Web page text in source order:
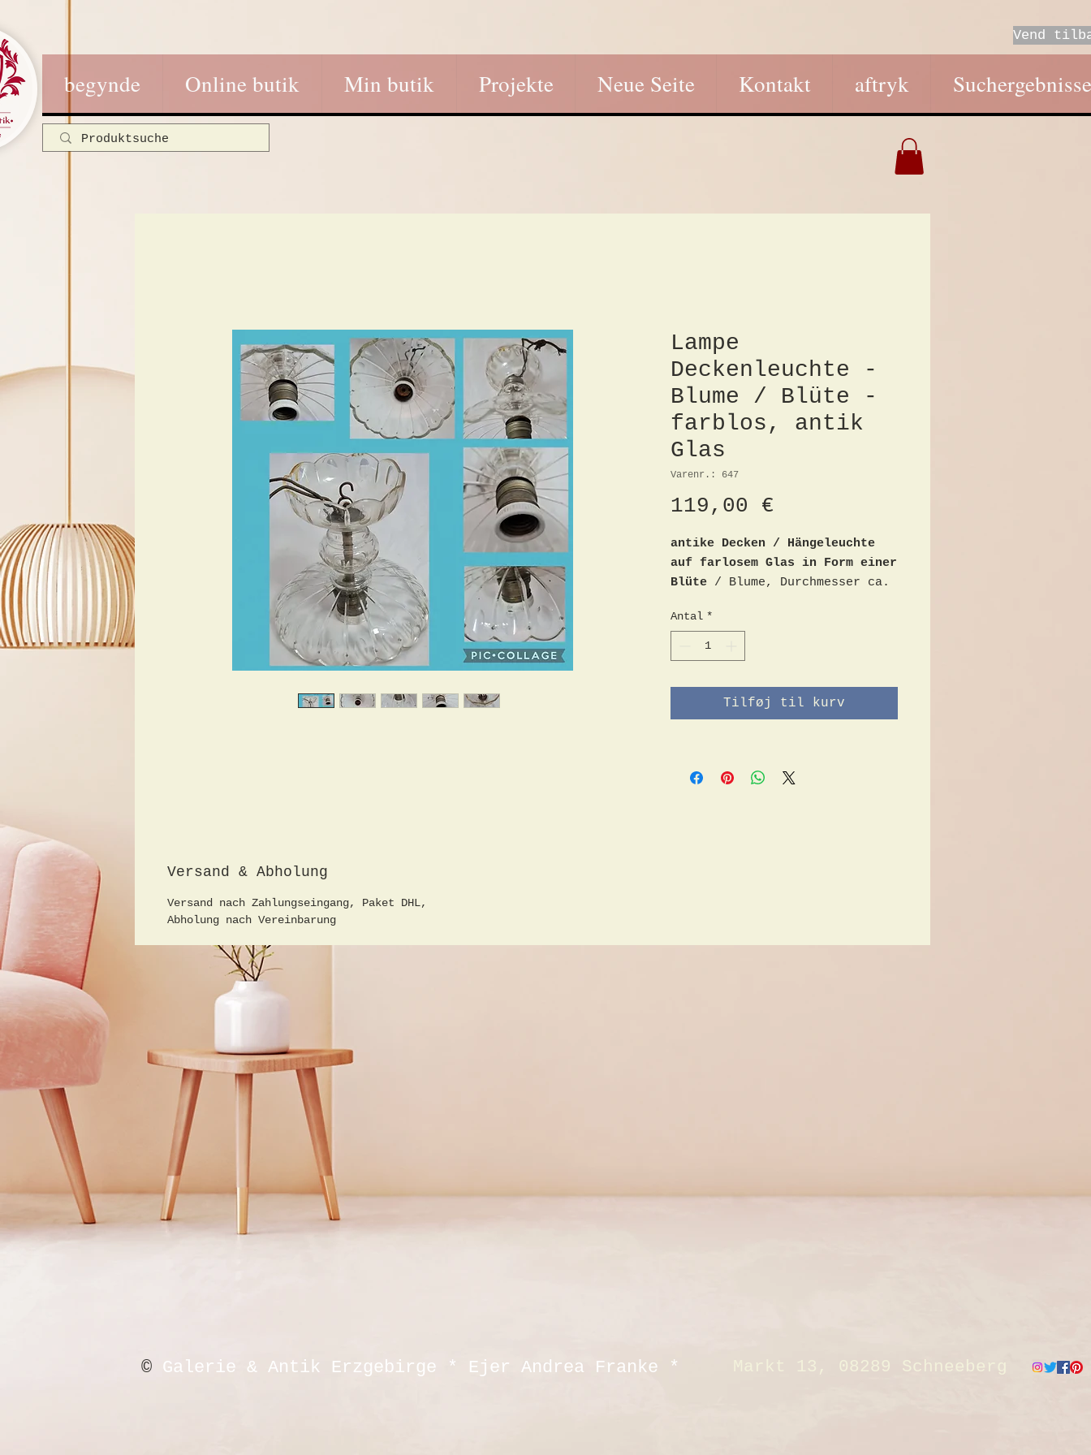
Vend
begynde Online butik Min butik Projekte Neue Seite Kontakt aftryk Suchergebnisse
Lampe
Deckenleuchte -
Blume / Blüte -
farblos, antik
Glas
Varenr.: 647
119,00 €
antike Decken / Hängeleuchte
auf farlosem Glas in Form einer
Blüte / Blume, Durchmesser ca.
geschwungener Schirm mit ovalem
Schliff am Rand,
zusammengesetzt aus 3 Elementen
Lampenfassung - antik -
Elektrik veraltet,
Zustand
Antal *
Tilføj til kurv
Versand & Abholung
Versand nach Zahlungseingang, Paket DHL,
Abholung nach Vereinbarung
© Galerie & Antik Erzgebirge * Ejer Andrea Franke * Markt 13, 08289 Schneeberg